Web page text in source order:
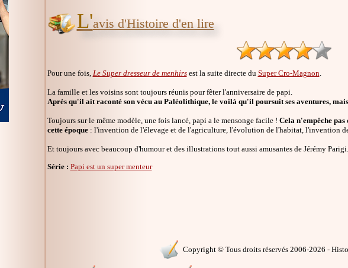
L'avis d'Histoire d'en lire
Pour une fois, Le Super dresseur de menhirsest la suite directe du Super Cro-Magnon.
La famille et les voisins sont toujours réunis pour fêter l'anniversaire de papi.
Après qu'il ait raconté son vécu au Paléolithique, le voilà qu'il poursuit ses aventures,
Toujours sur le même modèle, une fois lancé, papi a le mensonge facile !Cela n'empêche
cette époque: l'invention de l'élevage et de l'agriculture, l'évolution de l'habitat, l'invention
Et toujours avec beaucoup d'humour et des illustrations tout aussi amusantes de Jérémy Parigi.
Série : Papi est un super menteur
Copyright © Tous droits réservés 2006-2026 -